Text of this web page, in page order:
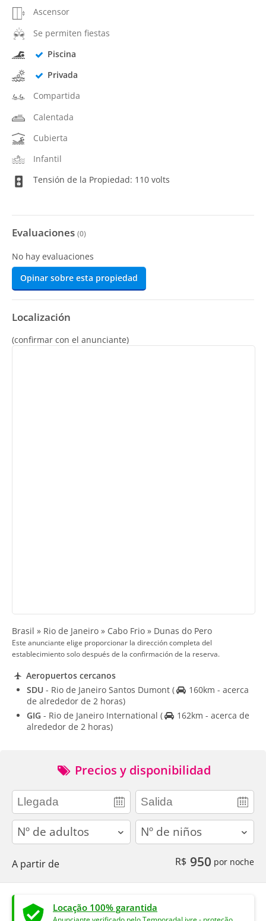
Ascensor
Se permiten fiestas
Piscina
Privada
Compartida
Calentada
Cubierta
Infantil
Tensión de la Propiedad: 110 volts
Evaluaciones (0)
No hay evaluaciones
Opinar sobre esta propiedad
Localización
(confirmar con el anunciante)
Brasil » Rio de Janeiro » Cabo Frio » Dunas do Pero
Este anunciante elige proporcionar la dirección completa del
establecimiento solo después de la confirmación de la reserva.
Aeropuertos cercanos
SDU - Rio de Janeiro Santos Dumont (
160km - acerca
de alrededor de 2 horas)
GIG - Rio de Janeiro International (
162km - acerca de
alrededor de 2 horas)
Precios y disponibilidad
adults children
A partir de R$ 950 por noche
Locação 100% garantida